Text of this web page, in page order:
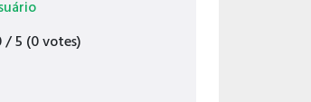
/ 5 (0 votes)